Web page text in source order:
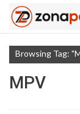
Browsing Tag:
MPV